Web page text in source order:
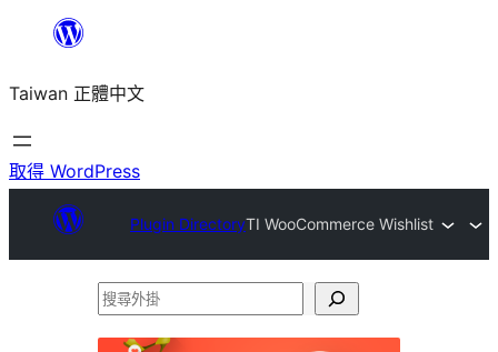
主
要
內
Taiwan 正體中文
取得 WordPress
Plugin DirectoryTI WooCommerce Wishlist
搜